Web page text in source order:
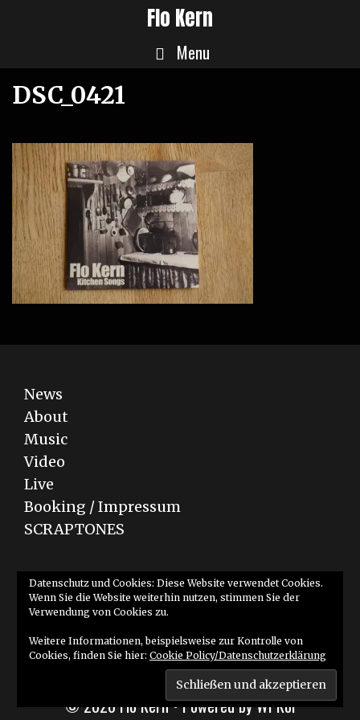
Flo Kern
Menu
DSC_0421
News
About
Music
Video
Live
Booking / Impressum
SCRAPTONES
Bandcamp
YouTubeSoundCloud
© 2026 Flo Kern• Powered byWPKoi
Datenschutz und Cookies: Diese Website verwendet Cookies.
Wenn Sie die Website weiterhin nutzen, stimmen Sie der
Verwendung von Cookies zu.
Weitere Informationen, beispielsweise zur Kontrolle von
Cookies, finden Sie hier: Cookie Policy/Datenschutzerklärung